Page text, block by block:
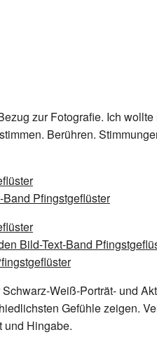
zur Fotografie. Ich
Berühren.
Weiß-Porträt- und
Gefühle zeigen.
und Hingabe.